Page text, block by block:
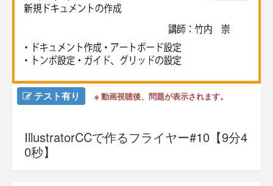
テスト有り ※ 動画視聴後、問題が表示されます。
IllustratorCCで作るフライヤー#10【9分4
0秒】